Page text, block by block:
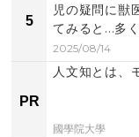
5
児の疑問に獣
てみると...多
2025/08/14
PR
人文知とは、
國學院大學